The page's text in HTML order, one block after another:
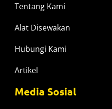
Tentang Kami
Alat Disewakan
Hubungi Kami
Artikel
Media Sosial